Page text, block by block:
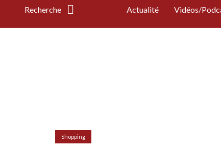
Recherche Actualité Vidéos/
Shopping